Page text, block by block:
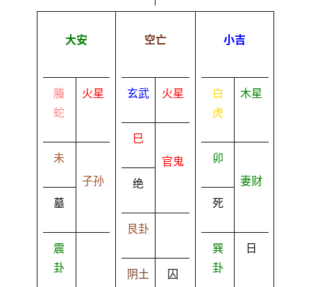
大安
螣
蛇
火星
未
墓
子孙
震
卦
空亡
玄武 火星
巳
绝
官鬼
艮卦
阴土 囚
小吉
白
虎
木星
卯
死
妻财
巽
卦
日